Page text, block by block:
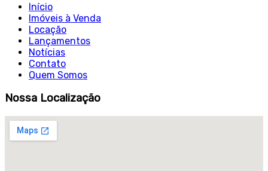
Início
Imóveis à Venda
Locação
Lançamentos
Notícias
Contato
Quem Somos
Nossa Localização